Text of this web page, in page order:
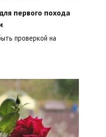
первого похода
проверкой на